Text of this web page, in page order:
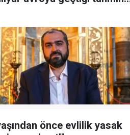
önce evlilik yasak